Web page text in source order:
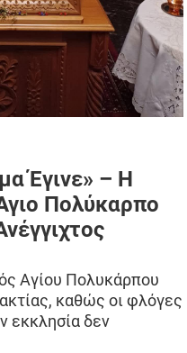
Έγινε» – Η
Πολύκαρπο
Αγίου Πολυκάρπου
καθώς οι φλόγες
εκκλησία δεν